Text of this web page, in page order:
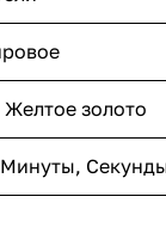
Желтое золото